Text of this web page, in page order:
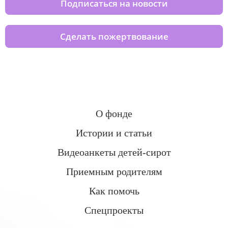
Подписаться на новости
Сделать пожертвование
О фонде
Истории и статьи
Видеоанкеты детей-сирот
Приемным родителям
Как помочь
Спецпроекты